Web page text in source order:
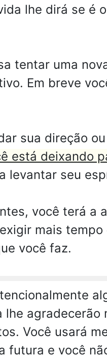
lhe dirá se é
tentar uma
Em breve
sua direção
está deixando
levantar seu
você terá a
mais tempo
você faz.
agradecerão
Você usará
futura e você